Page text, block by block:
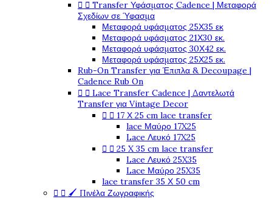
  Transfer Υφάσματος Cadence | Μεταφορά
Σχεδίων σε Ύφασμα
Μεταφορά υφάσματος 25Χ35 εκ
Μεταφορά υφάσματος 21Χ30 εκ.
Μεταφορά υφάσματος 30Χ42 εκ.
Μεταφορά υφάσματος 25Χ25 εκ.
Rub-On Transfer για Έπιπλα & Decoupage |
Cadence Rub On
  Lace Transfer Cadence | Δαντελωτά
Transfer για Vintage Decor
  17 Χ 25 cm lace transfer
lace Μαύρο 17X25
Lace Λευκό 17X25
  25 X 35 cm lace transfer
Lace Λευκό 25X35
Lace Μαύρο 25X35
lace transfer 35 Χ 50 cm
  🖌️ Πινέλα Ζωγραφικής